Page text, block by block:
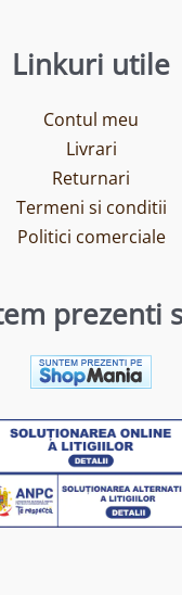
Linkuri utile
Contul meu
Livrari
Returnari
Termeni si conditii
Politici comerciale
prezenti